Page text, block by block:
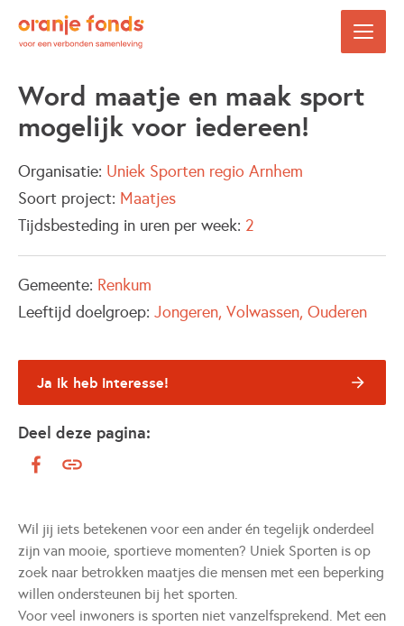
Word maatje en maak sport
mogelijk voor iedereen!
Organisatie: Uniek Sporten regio Arnhem
Soort project: Maatjes
Tijdsbesteding in uren per week: 2
Gemeente: Renkum
Leeftijd doelgroep: Jongeren Volwassen Ouderen
Ja ik heb interesse!
Deel deze pagina:
Wil jij iets betekenen voor een ander én tegelijk onderdeel
zijn van mooie, sportieve momenten? Uniek Sporten is op
zoek naar betrokken maatjes die mensen met een beperking
willen ondersteunen bij het sporten.
Voor veel inwoners is sporten niet vanzelfsprekend. Met een